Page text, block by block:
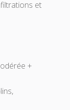
et
+